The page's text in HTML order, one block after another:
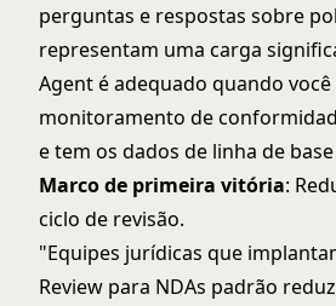
perguntas e respostas sobre
representam uma carga
Agent é adequado quando
monitoramento de
e tem os dados de linha de
Marco de primeira vitória:
ciclo de revisão.
"Equipes jurídicas que
Review para NDAs padrão